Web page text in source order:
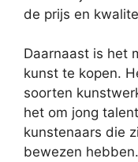
de prijs en
Daarnaast is het
kunst te kopen.
soorten
het om jong
kunstenaars die
bewezen